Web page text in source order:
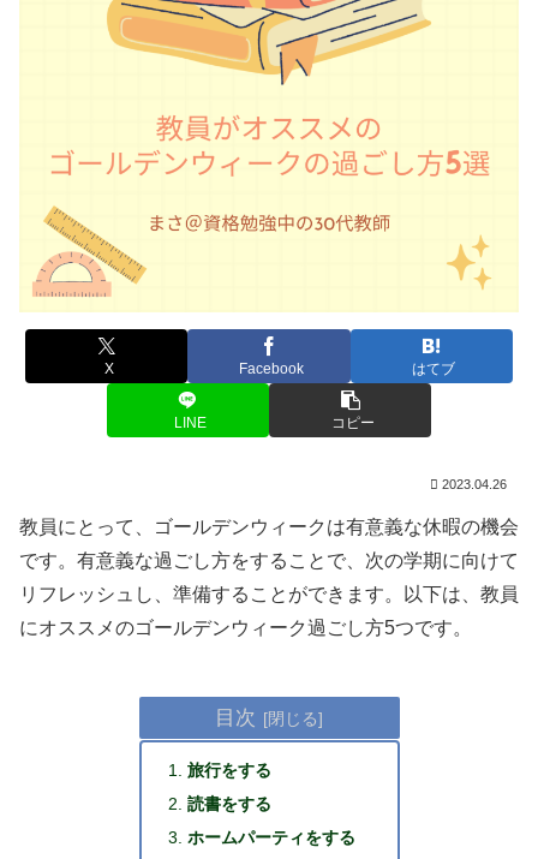
X Facebook はてブ
LINE コピー
2023.04.26
教員にとって、ゴールデンウィークは有意義な休暇の機会
です。有意義な過ごし方をすることで、次の学期に向けて
リフレッシュし、準備することができます。以下は、教員
にオススメのゴールデンウィーク過ごし方5つです。
目次
旅行をする
読書をする
ホームパーティをする